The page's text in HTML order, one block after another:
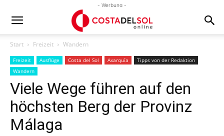
- Werbung -
Start Freizeit Wandern
Freizeit Ausflüge Costa del Sol Axarquía
Tipps von der Redaktion
Wandern
Viele Wege führen auf den
höchsten Berg der Provinz
Málaga